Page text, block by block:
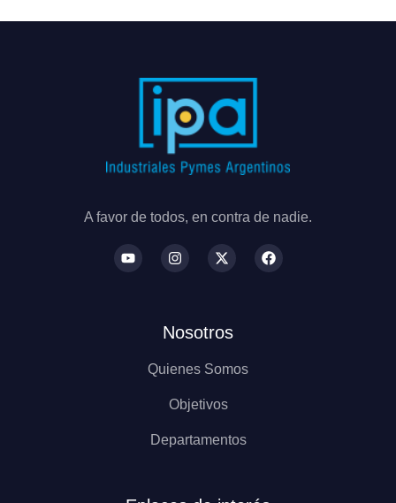
A favor de todos, en contra de nadie.
Nosotros
Quienes Somos
Objetivos
Departamentos